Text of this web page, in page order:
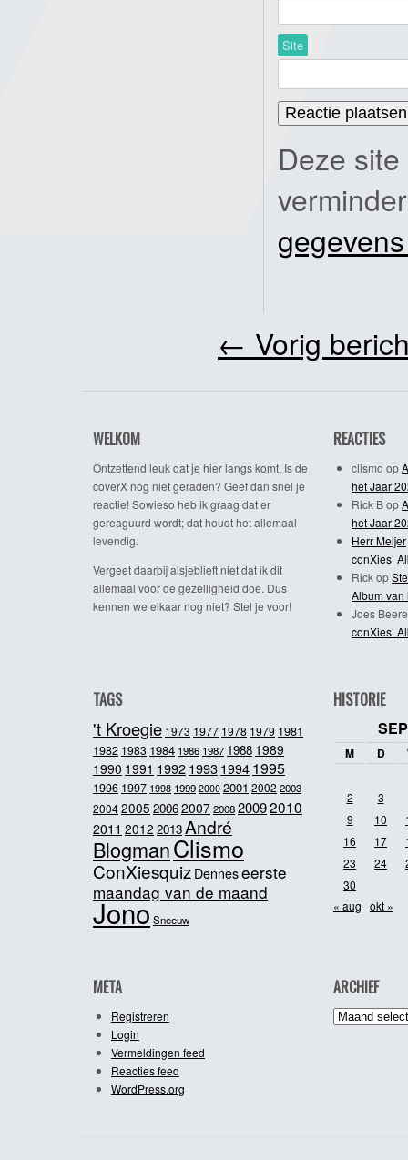
Site
Deze
← Vorig
WELKOM
Ontzettend leuk dat je hier langs komt. Is de
coverX nog niet geraden? Geef dan snel je
reactie! Sowieso heb ik graag dat er
gereaguurd wordt; dat houdt het allemaal
levendig.
Vergeet daarbij alsjeblieft niet dat ik dit
allemaal voor de gezelligheid doe. Dus
kennen we elkaar nog niet? Stel je voor!
REACTIES
clismo op
het Jaar
Rick Bop
het Jaar
Herr Meijer
conXies’
Rickop
Album van
Joes
conXies’
TAGS
't Kroegie 1973 1977 1978 1979 1981
1982 1983 1984 1986 1987 1988 1989
1990 1991 19921993 1994 1995
1996 1997 1998 1999 2000 2001 2002 2003
20042005 20062007200820092010
2011 2012 2013André
BlogmanClismo
ConXiesquiz Denneseerste
maandag van de maand
JonoSneeuw
HISTORIE
M D
2
3
9
10
16
17
23
24
30
« aug okt »
META
Registreren
Login
Vermeldingen feed
Reacties feed
WordPress.org
ARCHIEF
Archief